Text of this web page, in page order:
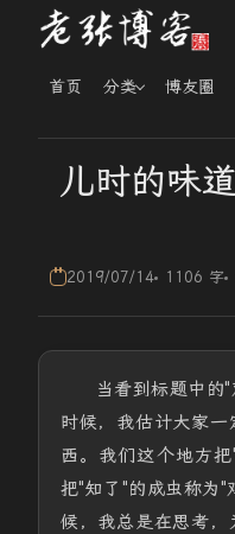
首页 分类 博友圈
儿时的味
2019/07/14 1106 字
当看到标题中的
时候，我估计大家
西。我们这个地方
把"知了"的成虫称为"
候，我总是在思考